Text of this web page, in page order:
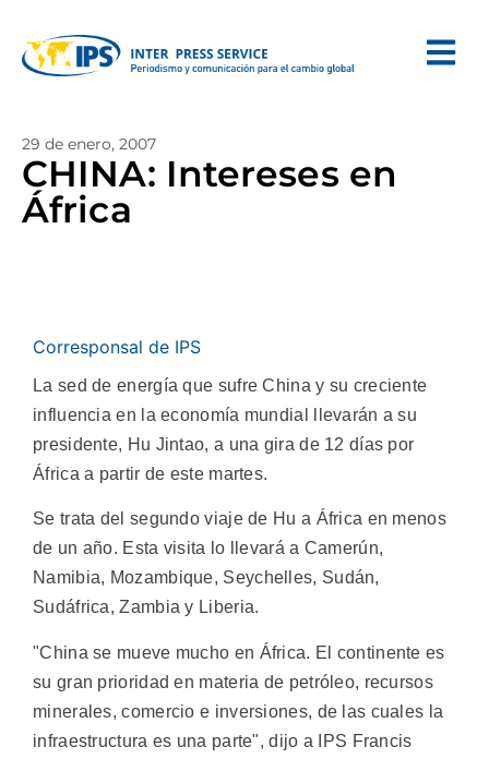
29 de enero, 2007
CHINA: Intereses en
África
Corresponsal de IPS
La sed de energía que sufre China y su creciente
influencia en la economía mundial llevarán a su
presidente, Hu Jintao, a una gira de 12 días por
África a partir de este martes.
Se trata del segundo viaje de Hu a África en menos
de un año. Esta visita lo llevará a Camerún,
Namibia, Mozambique, Seychelles, Sudán,
Sudáfrica, Zambia y Liberia.
"China se mueve mucho en África. El continente es
su gran prioridad en materia de petróleo, recursos
minerales, comercio e inversiones, de las cuales la
infraestructura es una parte", dijo a IPS Francis